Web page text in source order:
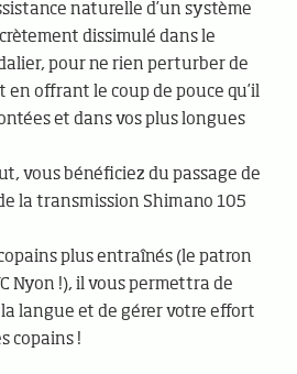
naturelle d’un système
dissimulé dans le
pour ne rien perturber de
offrant le coup de pouce qu’il
et dans vos plus longues
vous bénéficiez du passage de
la transmission Shimano 105
plus entraînés (le patron
Nyon !), il vous permettra de
langue et de gérer votre effort
copains !